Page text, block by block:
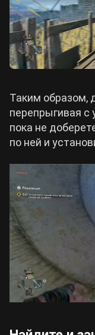
Таким образом,
перепрыгивая с
пока не
по ней и